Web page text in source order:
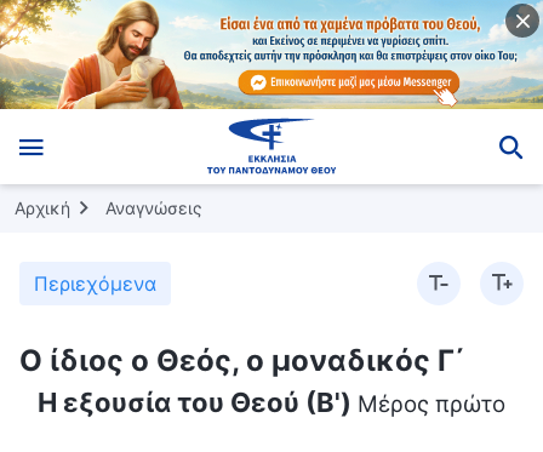
Αρχική Αναγνώσεις
Περιεχόμενα
Ο ίδιος ο Θεός, ο μοναδικός Γ΄
Η εξουσία του Θεού (Β') Μέρος πρώτο